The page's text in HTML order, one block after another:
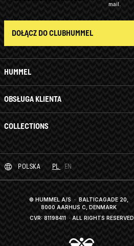
HUMMEL
OBSŁUGA KLIENTA
COLLECTIONS
mail.
DOŁĄCZ DO CLUBHUMMEL
POLSKA PL EN
© HUMMEL A/S · BALTICAGADE 20,
8000 AARHUS C, DENMARK
CVR: 81198411 · ALL RIGHTS RESERVED